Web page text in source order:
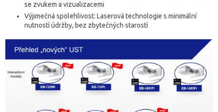
se zvukem a vizualizacemi
Výjimečná spolehlivost: Laserová technologie s minimální
nutností údržby, bez zbytečných starostí